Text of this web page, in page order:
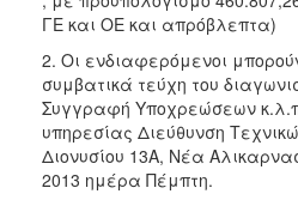
ΤΟΠΟΣ
ΠΟΛΙΤΙΣΜΟΣ
ΓΕ και ΟΕ και απρόβλεπτα)
2. Οι ενδιαφερόμενοι
συμβατικά τεύχη του
Συγγραφή Υποχρεώσεων
υπηρεσίας Διεύθυνση
Διονυσίου 13Α, Νέα
2013 ημέρα Πέμπτη.